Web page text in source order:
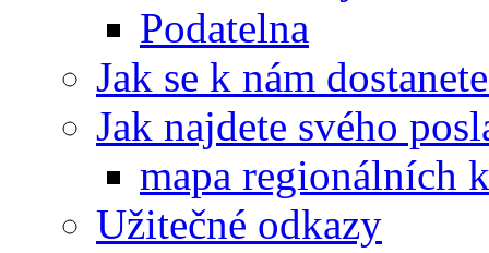
Podatelna
Jak se k nám
Jak najdete svého
mapa regionálních
Užitečné odkazy